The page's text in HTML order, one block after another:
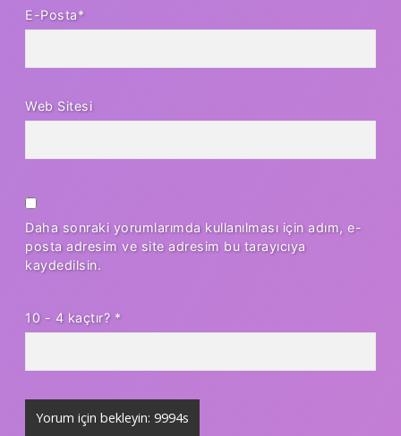
E-Posta*
Web Sitesi
Daha sonraki yorumlarımda kullanılması için adım, e-
posta adresim ve site adresim bu tarayıcıya
kaydedilsin.
10 - 4 kaçtır? *